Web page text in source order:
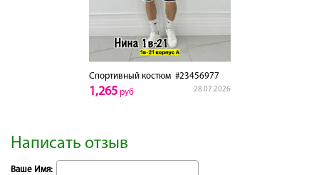
Спортивный костюм#23456977
28.07.2026
1,265руб
Написать отзыв
Ваше Имя: